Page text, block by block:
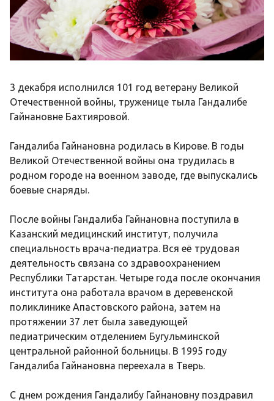
3 декабря исполнился 101 год ветерану Великой
Отечественной войны, труженице тыла Гандалибе
Гайнановне Бахтияровой.
Гандалиба Гайнановна родилась в Кирове. В годы
Великой Отечественной войны она трудилась в
родном городе на военном заводе, где выпускались
боевые снаряды.
После войны Гандалиба Гайнановна поступила в
Казанский медицинский институт, получила
специальность врача-педиатра. Вся её трудовая
деятельность связана со здравоохранением
Республики Татарстан. Четыре года после окончания
института она работала врачом в деревенской
поликлинике Апастовского района, затем на
протяжении 37 лет была заведующей
педиатрическим отделением Бугульминской
центральной районной больницы. В 1995 году
Гандалиба Гайнановна переехала в Тверь.
С днем рождения Гандалибу Гайнановну поздравил